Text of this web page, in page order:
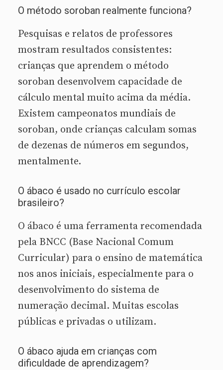
O método soroban realmente funciona?
Pesquisas e relatos de professores
mostram resultados consistentes:
crianças que aprendem o método
soroban desenvolvem capacidade de
cálculo mental muito acima da média.
Existem campeonatos mundiais de
soroban, onde crianças calculam somas
de dezenas de números em segundos,
mentalmente.
O ábaco é usado no currículo escolar
brasileiro?
O ábaco é uma ferramenta recomendada
pela BNCC (Base Nacional Comum
Curricular) para o ensino de matemática
nos anos iniciais, especialmente para o
desenvolvimento do sistema de
numeração decimal. Muitas escolas
públicas e privadas o utilizam.
O ábaco ajuda em crianças com
dificuldade de aprendizagem?